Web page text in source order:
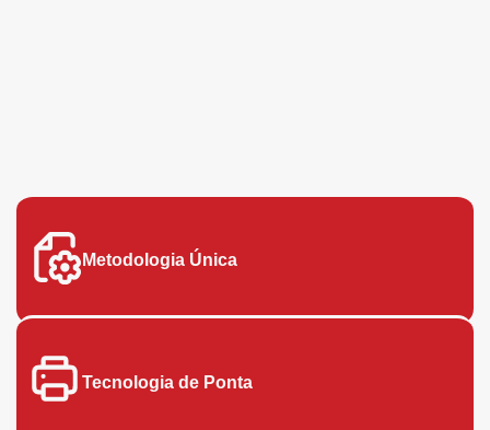
Metodologia Única
Tecnologia de Ponta